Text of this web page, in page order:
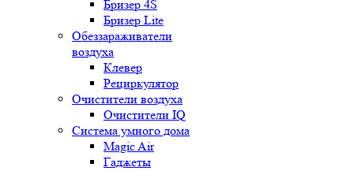
Бризер 4S
Бризер Lite
Обеззараживатели
воздуха
Клевер
Рециркулятор
Очистители воздуха
Очистители IQ
Система умного дома
Magic Air
Гаджеты